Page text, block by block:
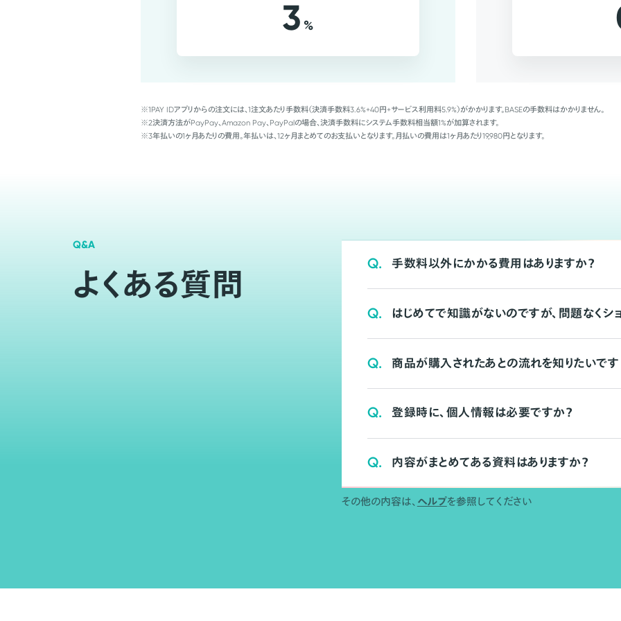
3 %
※1PAY IDアプリからの注文には、1注文あたり手数料（決済手数料3.6%+40円+サービス利用料5.9%）がかかります。BASEの手数料はかかりません。
※2決済方法がPayPay、Amazon Pay、PayPalの場合、決済手数料にシステム手数料相当額1%が加算されます。
※3年払いの1ヶ月あたりの費用。年払いは、12ヶ月まとめてのお支払いとなります。月払いの費用は1ヶ月あたり19,980円となります。
Q&A
よくある質問
Q. 手数料以外にかかる費用はありますか？
Q. はじめてで知識がないのですが、問題なくシ
Q. 商品が購入されたあとの流れを知りたいです
Q. 登録時に、個人情報は必要ですか？
Q. 内容がまとめてある資料はありますか？
その他の内容は、 ヘルプを参照してください